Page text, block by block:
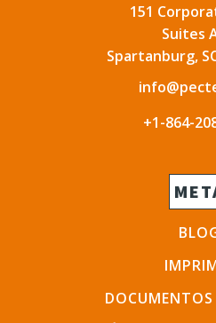
151
Suites
Spartanburg,
+1-864-